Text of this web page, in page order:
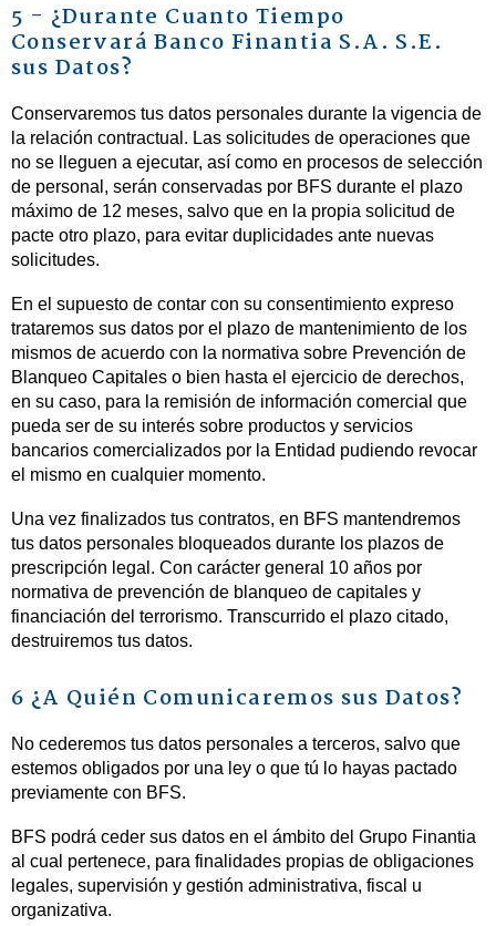
5 - ¿Durante Cuanto Tiempo
Conservará Banco Finantia S.A. S.E.
sus Datos?
Conservaremos tus datos personales durante la vigencia de
la relación contractual. Las solicitudes de operaciones que
no se lleguen a ejecutar, así como en procesos de selección
de personal, serán conservadas por BFS durante el plazo
máximo de 12 meses, salvo que en la propia solicitud de
pacte otro plazo, para evitar duplicidades ante nuevas
solicitudes.
En el supuesto de contar con su consentimiento expreso
trataremos sus datos por el plazo de mantenimiento de los
mismos de acuerdo con la normativa sobre Prevención de
Blanqueo Capitales o bien hasta el ejercicio de derechos,
en su caso, para la remisión de información comercial que
pueda ser de su interés sobre productos y servicios
bancarios comercializados por la Entidad pudiendo revocar
el mismo en cualquier momento.
Una vez finalizados tus contratos, en BFS mantendremos
tus datos personales bloqueados durante los plazos de
prescripción legal. Con carácter general 10 años por
normativa de prevención de blanqueo de capitales y
financiación del terrorismo. Transcurrido el plazo citado,
destruiremos tus datos.
6 ¿A Quién Comunicaremos sus Datos?
No cederemos tus datos personales a terceros, salvo que
estemos obligados por una ley o que tú lo hayas pactado
previamente con BFS.
BFS podrá ceder sus datos en el ámbito del Grupo Finantia
al cual pertenece, para finalidades propias de obligaciones
legales, supervisión y gestión administrativa, fiscal u
organizativa.